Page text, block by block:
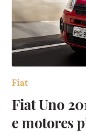
Fiat
Fiat Uno
e motores